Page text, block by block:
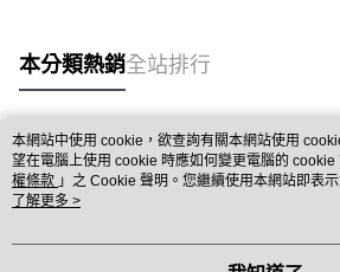
本分類熱銷全站排行
熱門標籤
本網站中使用 cookie，欲查詢有關本網站使用
望在電腦上使用 cookie 時應如何變更電腦的 cookie
權條款 」之 Cookie 聲明。您繼續使用本網站即表
用條款之 Cookie 聲明使用 cookie。
了解更多 >